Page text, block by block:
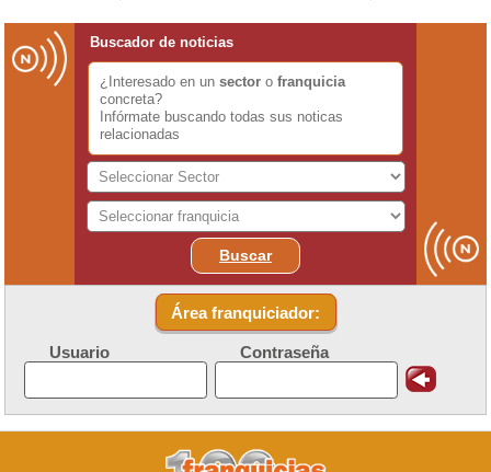
Buscador de noticias
¿Interesado en un sector o franquicia
concreta?
Infórmate buscando todas sus noticas
relacionadas
Buscar
Área franquiciador:
Usuario Contraseña